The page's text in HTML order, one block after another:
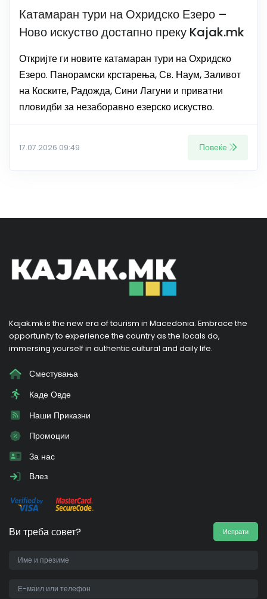
Катамаран тури на Охридско Езеро –
Ново искуство достапно преку Kajak.mk
Откријте ги новите катамаран тури на Охридско
Езеро. Панорамски крстарења, Св. Наум, Заливот
на Коските, Радожда, Сини Лагуни и приватни
пловидби за незаборавно езерско искуство.
17.07.2026 09:49 Повеќе
Kajak.mk is the new era of tourism in Macedonia. Embrace the
opportunity to experience the country as the locals do,
immersing yourself in authentic cultural and daily life.
Сместувања
Каде Овде
Наши Приказни
Промоции
За нас
Влез
Ви треба совет? Испрати